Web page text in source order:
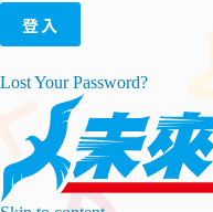
Lost Your Password?